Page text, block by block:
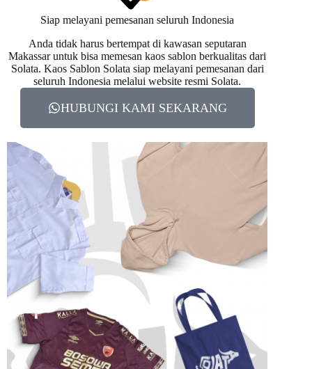
Siap melayani pemesanan seluruh Indonesia
Anda tidak harus bertempat di kawasan seputaran
Makassar untuk bisa memesan kaos sablon berkualitas dari
Solata. Kaos Sablon Solata siap melayani pemesanan dari
seluruh Indonesia melalui website resmi Solata.
HUBUNGI KAMI SEKARANG